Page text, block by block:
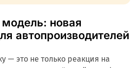
новая
автопроизводителей
— это не только реакция на